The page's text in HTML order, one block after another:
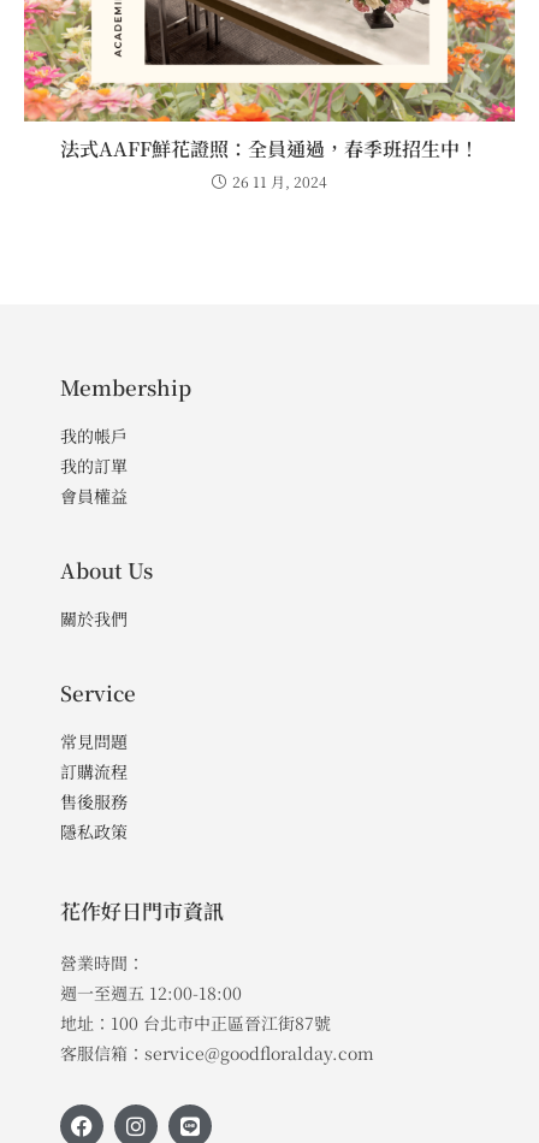
法式AAFF鮮花證照：全員通過，春季班招生中！
26 11 月, 2024
Membership
我的帳戶
我的訂單
會員權益
About Us
關於我們
Service
常見問題
訂購流程
售後服務
隱私政策
花作好日門市資訊
營業時間：
週一至週五 12:00-18:00
地址：100 台北市中正區晉江街87號
客服信箱：service@goodfloralday.com